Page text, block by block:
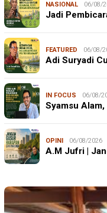
NASIONAL 06/08/
Jadi
FEATURED 06/08/
Adi Suryadi
IN FOCUS 06/08/
Syamsu
OPINI 06/08/2026
A.M Jufri |